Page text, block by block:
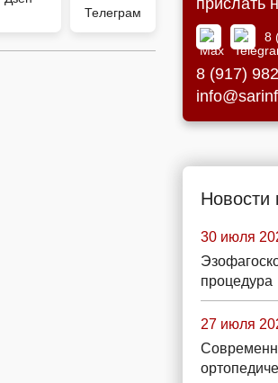
Телеграм
прислать
8
8 (917)
Новости
30 июля
процедура
27 июля